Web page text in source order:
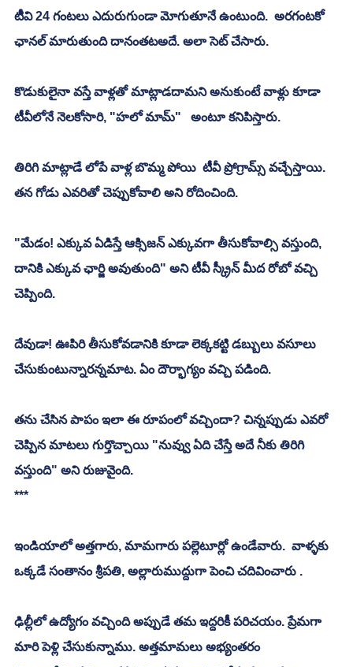
టిీవి 24 గంటలు ఎదురుగుండా మోగుతూనే ఉంటుంది.  అరగంటకో
ఛానల్ మారుతుంది దానంతటఅదే. అలా సెట్ చేసారు.
కొడుకులైనా వస్తే వాళ్లతో మాట్లాడదామని అనుకుంటే వాళ్లు కూడా
టీవీలోనే నెలకోసారి, "హలో మామ్"   అంటూ కనిపిస్తారు.
తిరిగి మాట్లాడే లోపే వాళ్ల బొమ్మ పోయి  టీవీ ప్రోగ్రామ్స్ వచ్చేస్తాయి.
తన గోడు ఎవరితో చెప్పుకోవాలి అని రోదించింది.
"మేడం! ఎక్కువ ఏడిస్తే ఆక్సిజన్ ఎక్కువగా తీసుకోవాల్సి వస్తుంది,
దానికి ఎక్కువ ఛార్జి అవుతుంది" అని టీవీ స్క్రీన్ మీద రోబో వచ్చి
చెప్పింది.
దేవుడా! ఊపిరి తీసుకోవడానికి కూడా లెక్కకట్టి డబ్బులు వసూలు
చేసుకుంటున్నారన్నమాట. ఏం దౌర్భాగ్యం వచ్చి పడింది.
తను చేసిన పాపం ఇలా ఈ రూపంలో వచ్చిందా? చిన్నప్పుడు ఎవరో
చెప్పిన మాటలు గుర్తొచ్చాయి "నువ్వు ఏది చేస్తే అదే నీకు తిరిగి
వస్తుంది" అని రుజువైంది.
***
ఇండియాలో అత్తగారు, మామగారు పల్లెటూర్లో ఉండేవారు.  వాళ్ళకు
ఒక్కడే సంతానం శ్రీపతి, అల్లారుముద్దుగా పెంచి చదివించారు .
ఢిల్లీలో ఉద్యోగం వచ్చింది అప్పుడే తమ ఇద్దరికీ పరిచయం. ప్రేమగా
మారి పెళ్లి చేసుకున్నాము. అత్తమామలు అభ్యంతరం